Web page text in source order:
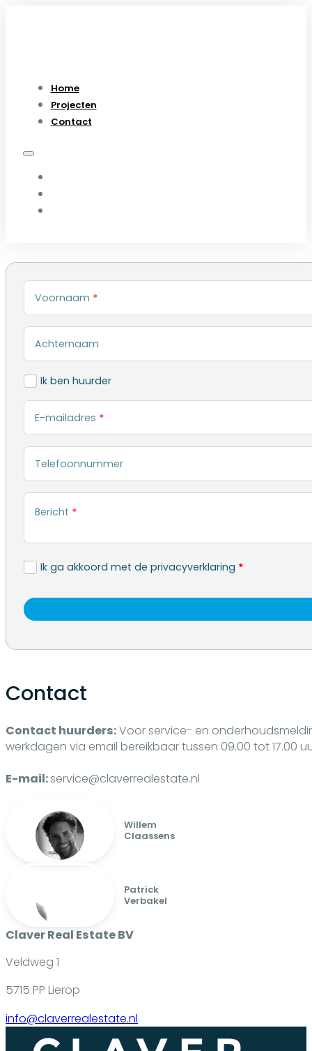
Home
Projecten
Contact
Contact
Contact huurders:Voor service- en
werkdagen via email bereikbaar tussen 09.00 tot 17.00
E-mail:service@claverrealestate.nl
Willem
Claassens
Patrick
Verbakel
Claver Real Estate BV
Veldweg 1
5715 PP Lierop
info@claverrealestate.nl
Voornaam *
Achternaam
Ik ben huurder
E-mailadres *
Telefoonnummer
Bericht *
Ik ga akkoord met de privacyverklaring *